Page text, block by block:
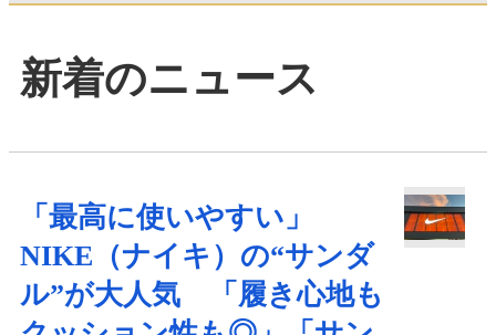
新着のニュース
「最高に使いやすい」
NIKE（ナイキ）の“サンダ
ル”が大人気 「履き心地も